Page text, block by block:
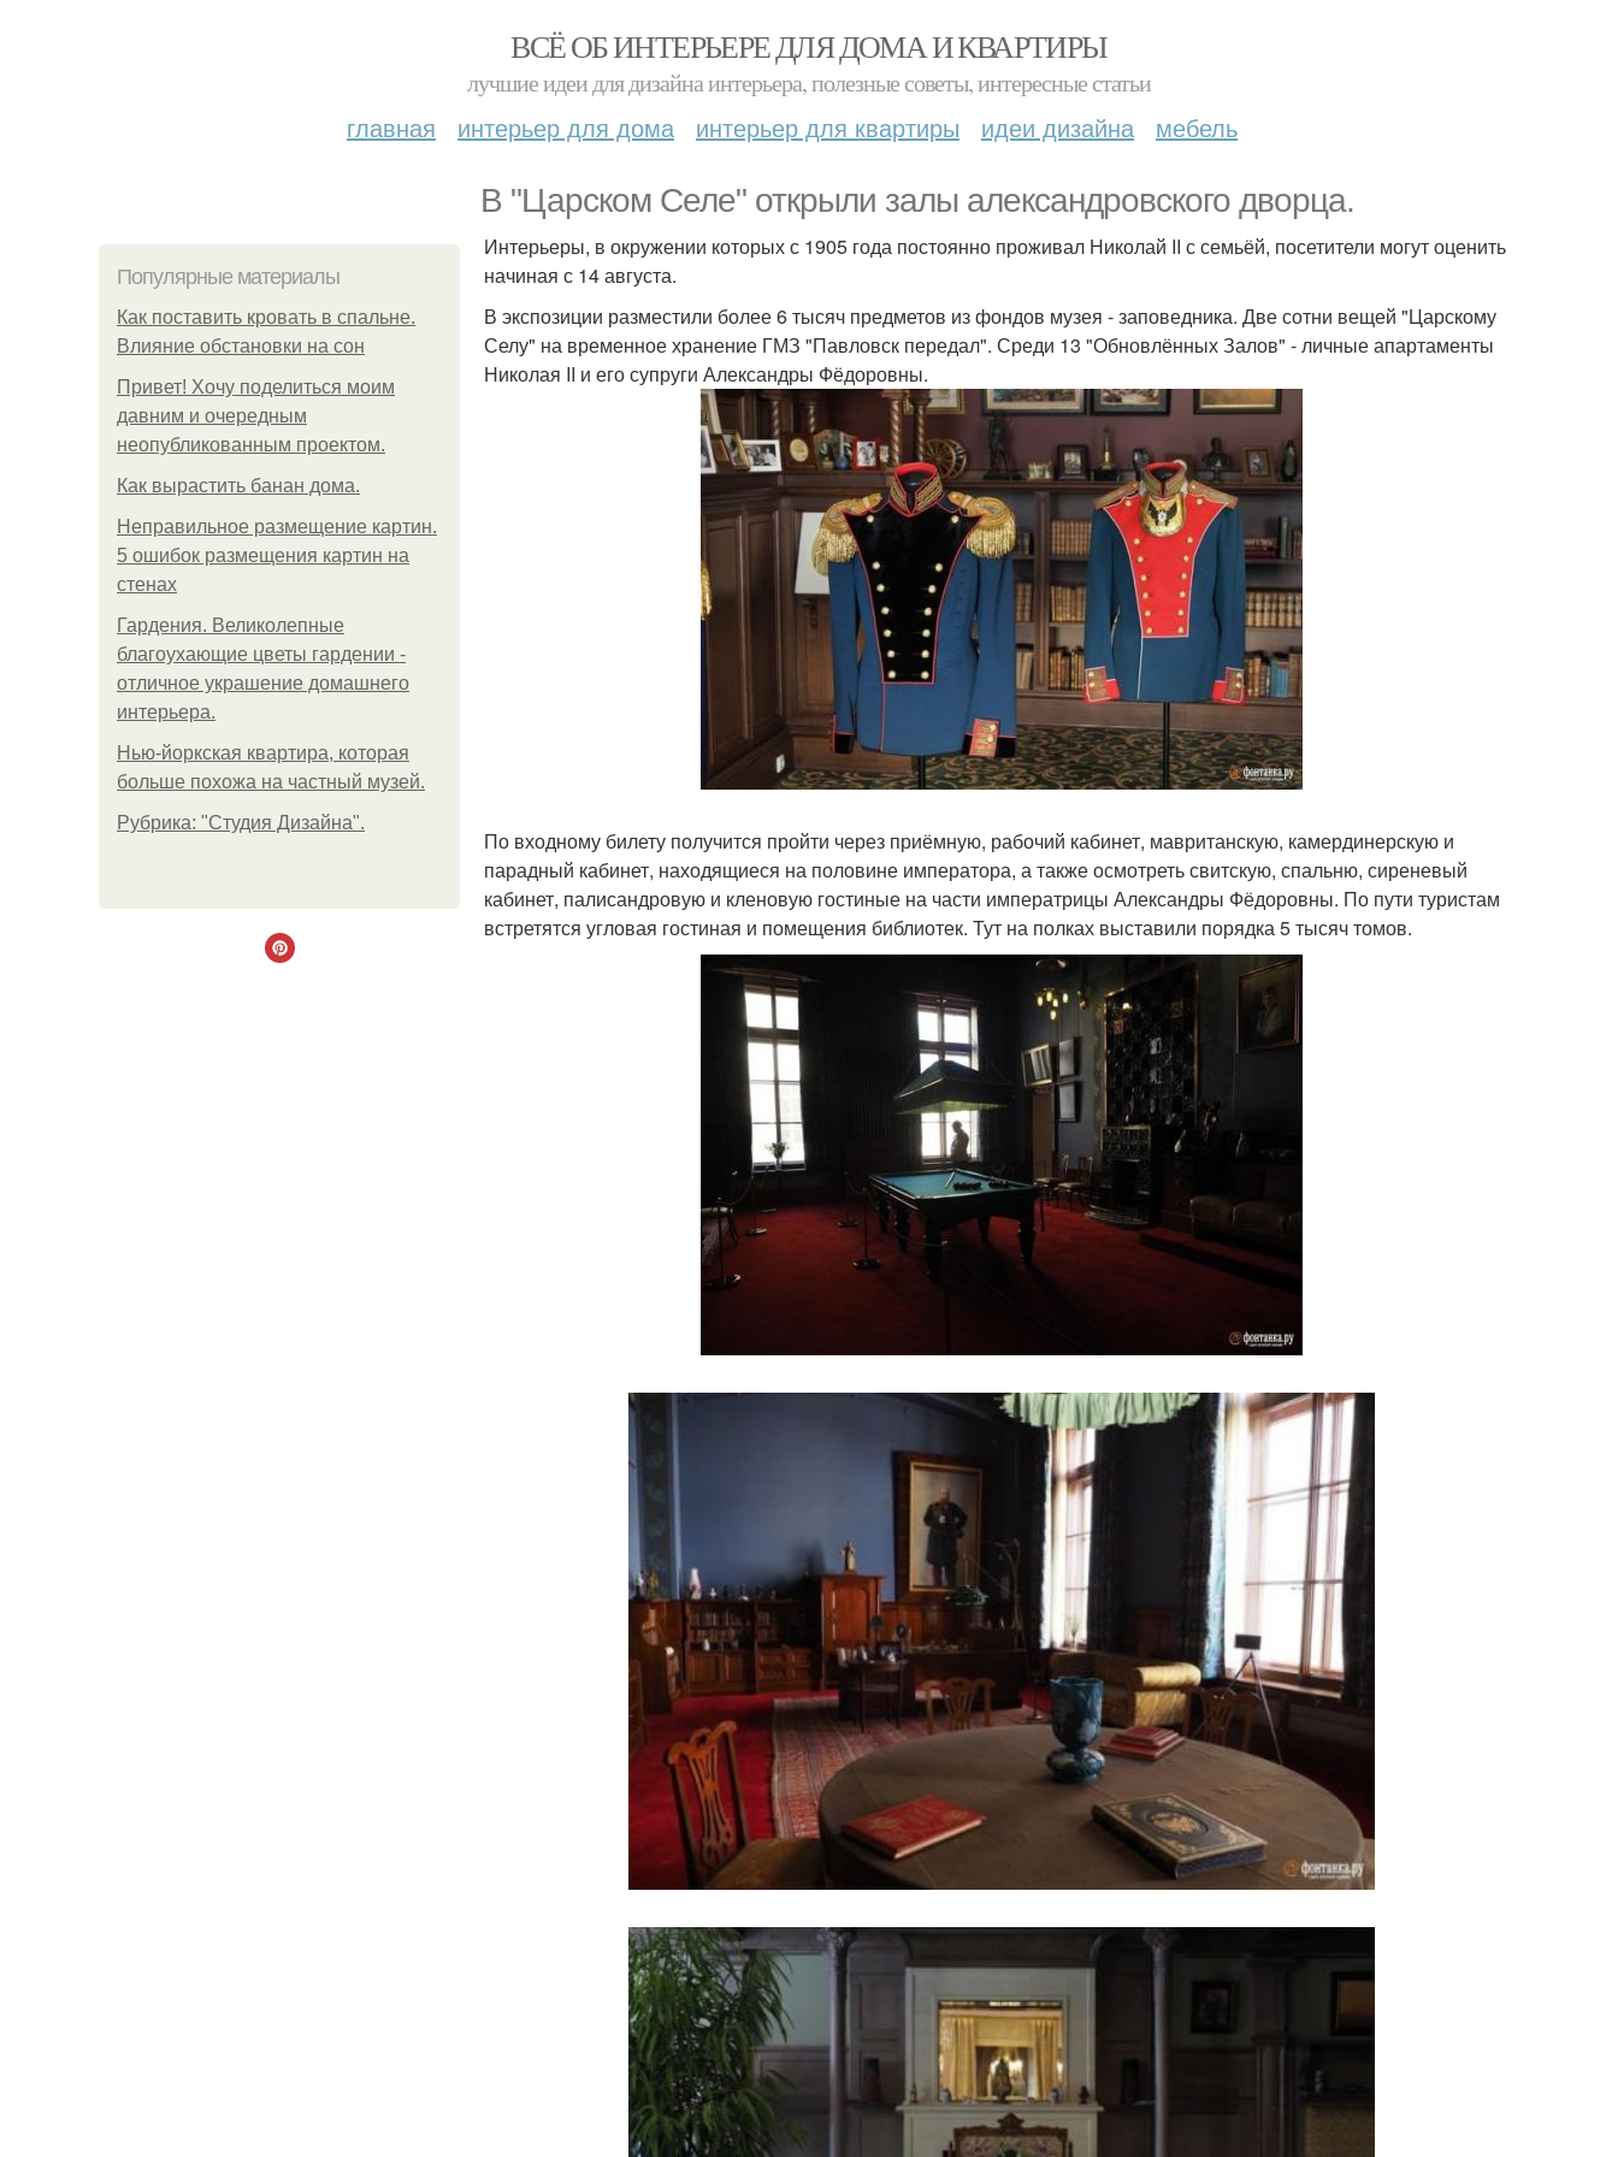
ВСЁ ОБ ИНТЕРЬЕРЕ ДЛЯ ДОМА И КВАРТИРЫ
лучшие идеи для дизайна интерьера, полезные советы, интересные статьи
главная интерьер для дома интерьер для квартиры идеи дизайна мебель
В "Царском Селе" открыли залы александровского дворца.
Популярные материалы
Как поставить кровать в спальне.
Влияние обстановки на сон
Привет! Хочу поделиться моим
давним и очередным
неопубликованным проектом.
Как вырастить банан дома.
Неправильное размещение картин.
5 ошибок размещения картин на
стенах
Гардения. Великолепные
благоухающие цветы гардении -
отличное украшение домашнего
интерьера.
Нью-йоркская квартира, которая
больше похожа на частный музей.
Рубрика: "Студия Дизайна".
Интерьеры, в окружении которых с 1905 года постоянно проживал Николай II с семьёй, посетители могут оценить
начиная с 14 августа.
В экспозиции разместили более 6 тысяч предметов из фондов музея - заповедника. Две сотни вещей "Царскому
Селу" на временное хранение ГМЗ "Павловск передал". Среди 13 "Обновлённых Залов" - личные апартаменты
Николая II и его супруги Александры Фёдоровны.
По входному билету получится пройти через приёмную, рабочий кабинет, мавританскую, камердинерскую и
парадный кабинет, находящиеся на половине императора, а также осмотреть свитскую, спальню, сиреневый
кабинет, палисандровую и кленовую гостиные на части императрицы Александры Фёдоровны. По пути туристам
встретятся угловая гостиная и помещения библиотек. Тут на полках выставили порядка 5 тысяч томов.